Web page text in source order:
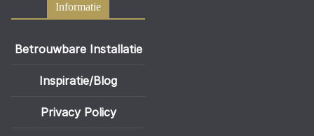
Informatie
Betrouwbare Installatie
Inspiratie/Blog
Privacy Policy